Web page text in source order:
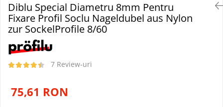
Adezivi Termoizolații
Benzi Adezive
Barieră de Vapori
Etanșare Străpungeri
Vată Minerală
Diblu Special Diametru 8mm Pentru
Fixare Profil Soclu Nageldubel aus Nylon
zur SockelProfile 8/60
7 Review-uri
75,61 RON